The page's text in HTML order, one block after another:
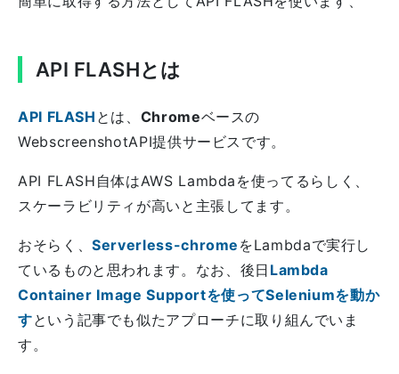
API FLASHとは
API FLASH とは、 Chromeベースの
WebscreenshotAPI提供サービスです。
API FLASH自体はAWS Lambdaを使ってるらしく、
スケーラビリティが高いと主張してます。
おそらく、Serverless-chrome をLambdaで実行し
ているものと思われます。なお、後日 Lambda
Container Image Supportを使ってSeleniumを動か
すという記事でも似たアプローチに取り組んでいま
す。